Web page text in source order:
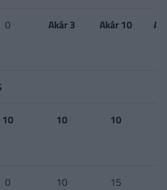
0 Akár 3 Akár 10
10 10 10
0 10 15